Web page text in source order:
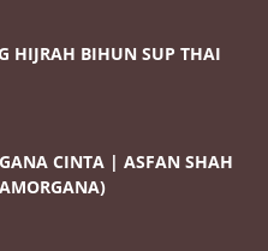
HIJRAH BIHUN SUP THAI
CINTA | ASFAN SHAH